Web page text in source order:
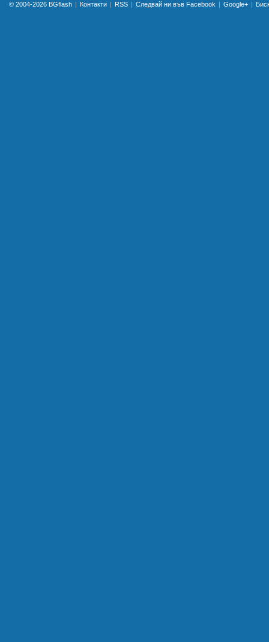
© 2004-2026 BGflash Контакти RSS Следвай ни във Facebook Google+